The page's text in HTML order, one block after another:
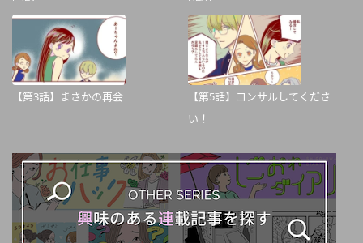
【第3話】まさかの再会
【第5話】コンサルしてくださ
い！